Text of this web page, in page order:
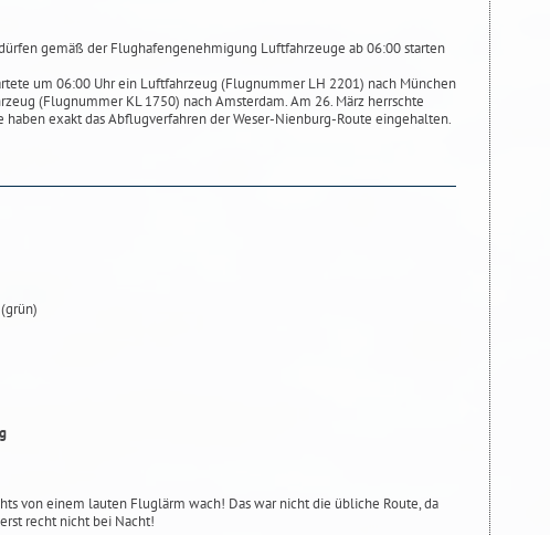
gemäß der Flughafengenehmigung Luftfahrzeuge ab 06:00 starten
um 06:00 Uhr ein Luftfahrzeug (Flugnummer LH 2201) nach München
(Flugnummer KL 1750) nach Amsterdam. Am 26. März herrschte
exakt das Abflugverfahren der Weser-Nienburg-Route eingehalten.
von einem lauten Fluglärm wach! Das war nicht die übliche Route, da
recht nicht bei Nacht!